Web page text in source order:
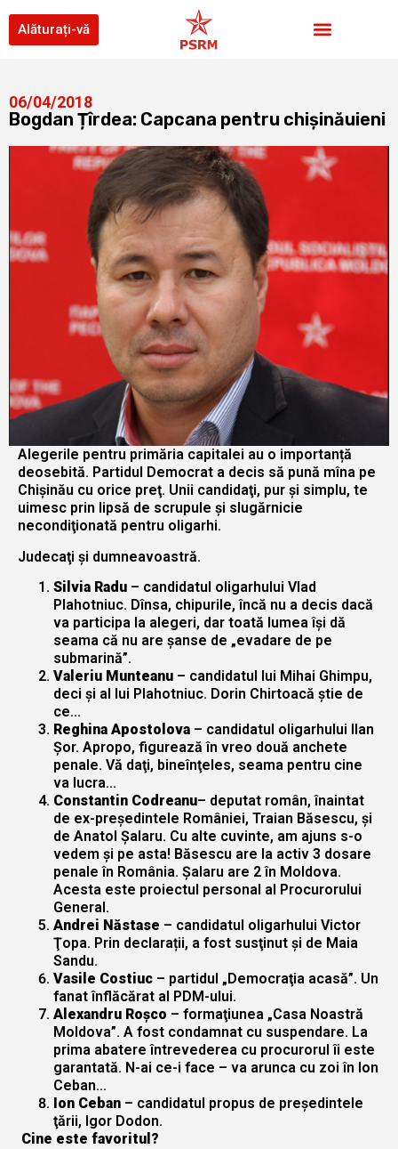
Alăturați-vă
06/04/2018
Bogdan Țîrdea: Capcana pentru chișinăuieni
Alegerile pentru primăria capitalei au o importanță
deosebită. Partidul Democrat a decis să pună mîna pe
Chişinău cu orice preţ. Unii candidaţi, pur şi simplu, te
uimesc prin lipsă de scrupule şi slugărnicie
necondiţionată pentru oligarhi.
Judecaţi şi dumneavoastră.
Silvia Radu – candidatul oligarhului Vlad
Plahotniuc. Dînsa, chipurile, încă nu a decis dacă
va participa la alegeri, dar toată lumea îşi dă
seama că nu are şanse de „evadare de pe
submarină”.
Valeriu Munteanu – candidatul lui Mihai Ghimpu,
deci şi al lui Plahotniuc. Dorin Chirtoacă știe de
ce…
Reghina Apostolova – candidatul oligarhului Ilan
Şor. Apropo, figurează în vreo două anchete
penale. Vă daţi, bineînţeles, seama pentru cine
va lucra…
Constantin Codreanu– deputat român, înaintat
de ex-preşedintele României, Traian Băsescu, şi
de Anatol Şalaru. Cu alte cuvinte, am ajuns s-o
vedem și pe asta! Băsescu are la activ 3 dosare
penale în România. Şalaru are 2 în Moldova.
Acesta este proiectul personal al Procurorului
General.
Andrei Năstase – candidatul oligarhului Victor
Ţopa. Prin declarații, a fost susţinut şi de Maia
Sandu.
Vasile Costiuc – partidul „Democraţia acasă”. Un
fanat înflăcărat al PDM-ului.
Alexandru Roşco – formaţiunea „Casa Noastră
Moldova”. A fost condamnat cu suspendare. La
prima abatere întrevederea cu procurorul îi este
garantată. N-ai ce-i face – va arunca cu zoi în Ion
Ceban…
Ion Ceban – candidatul propus de preşedintele
ţării, Igor Dodon.
Cine este favoritul?